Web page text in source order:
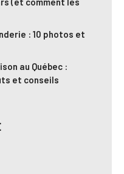
: 10 photos et
au Québec :
et conseils